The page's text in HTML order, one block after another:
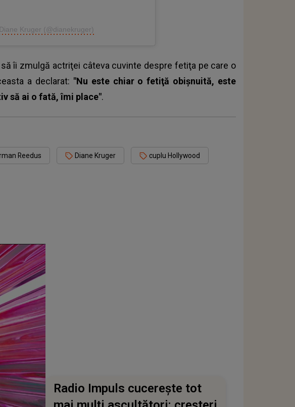
Kruger (@dianekruger)
îi zmulgă actriţei câteva cuvinte despre fetiţa pe care o
a declarat: "Nu este chiar o fetiţă obişnuită, este
să ai o fată, îmi place".
Reedus Diane Kruger cuplu Hollywood
Radio Impuls cucerește tot